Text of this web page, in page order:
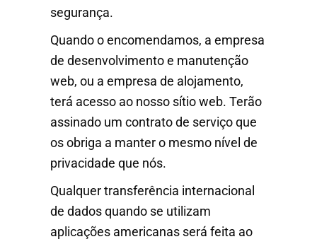
segurança.
Quando o encomendamos, a empresa
de desenvolvimento e manutenção
web, ou a empresa de alojamento,
terá acesso ao nosso sítio web. Terão
assinado um contrato de serviço que
os obriga a manter o mesmo nível de
privacidade que nós.
Qualquer transferência internacional
de dados quando se utilizam
aplicações americanas será feita ao